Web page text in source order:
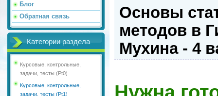
Блог
Обратная связь
Категории раздела
Курсовые, контрольные,
задачи, тесты (Pt0)
Курсовые, контрольные,
задачи, тесты (Pt1)
Основы
методов в
Мухина - 4